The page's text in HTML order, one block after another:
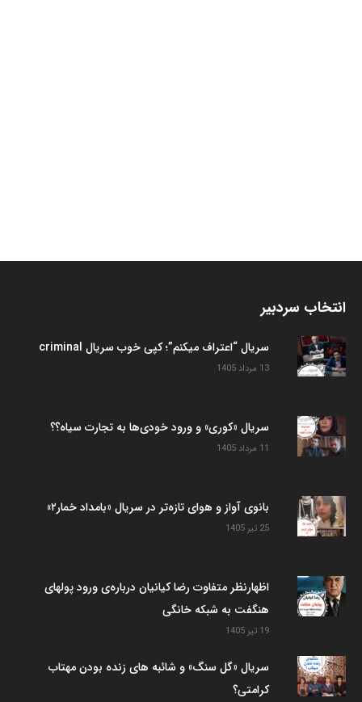
انتخاب سردبیر
سریال “اعتراف میکنم”؛ کپی خوب سریال criminal
13 مرداد 1405
سریال «کوری» و ورود خودی‌ها به تجارت سیاه؟؟
11 مرداد 1405
بانوی آواز و هوای تازه‌تر در سریال «بامداد خمار۲»
25 تیر 1405
اظهارنظر متفاوت رضا کیانیان درباره‌ی ورود پولهای
هنگفت به شبکه خانگی
19 تیر 1405
سریال «گل سنگ» و شائبه های زنده بودن مهتاب
کرامتی؟